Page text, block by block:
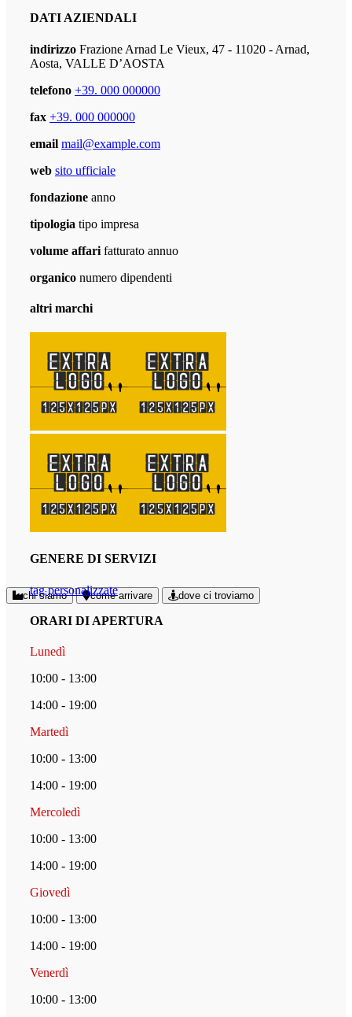
chi siamo come arrivare dove ci troviamo
DATI AZIENDALI
indirizzo Frazione Arnad Le Vieux, 47 - 11020 - Arnad,
Aosta, VALLE D’AOSTA
telefono +39. 000 000000
fax +39. 000 000000
email mail@example.com
web sito ufficiale
fondazione anno
tipologia tipo impresa
volume affari fatturato annuo
organico numero dipendenti
altri marchi
GENERE DI SERVIZI
tag personalizzate
ORARI DI APERTURA
Lunedì
10:00 - 13:00
14:00 - 19:00
Martedì
10:00 - 13:00
14:00 - 19:00
Mercoledì
10:00 - 13:00
14:00 - 19:00
Giovedì
10:00 - 13:00
14:00 - 19:00
Venerdì
10:00 - 13:00